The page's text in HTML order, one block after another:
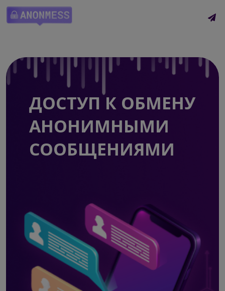
ДОСТУП К ОБМЕНУ
АНОНИМНЫМИ
СООБЩЕНИЯМИ